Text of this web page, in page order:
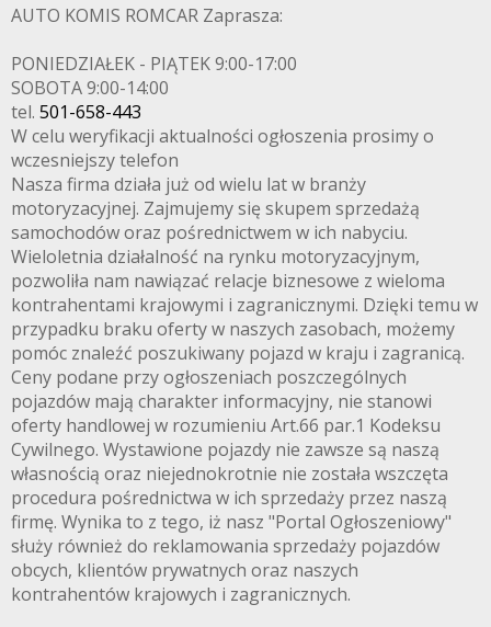
AUTO KOMIS ROMCAR Zaprasza:
PONIEDZIAŁEK - PIĄTEK 9:00-17:00
SOBOTA 9:00-14:00
tel. 501-658-443
W celu weryfikacji aktualności ogłoszenia prosimy o
wczesniejszy telefon
Nasza firma działa już od wielu lat w branży
motoryzacyjnej. Zajmujemy się skupem sprzedażą
samochodów oraz pośrednictwem w ich nabyciu.
Wieloletnia działalność na rynku motoryzacyjnym,
pozwoliła nam nawiązać relacje biznesowe z wieloma
kontrahentami krajowymi i zagranicznymi. Dzięki temu w
przypadku braku oferty w naszych zasobach, możemy
pomóc znaleźć poszukiwany pojazd w kraju i zagranicą.
Ceny podane przy ogłoszeniach poszczególnych
pojazdów mają charakter informacyjny, nie stanowi
oferty handlowej w rozumieniu Art.66 par.1 Kodeksu
Cywilnego. Wystawione pojazdy nie zawsze są naszą
własnością oraz niejednokrotnie nie została wszczęta
procedura pośrednictwa w ich sprzedaży przez naszą
firmę. Wynika to z tego, iż nasz "Portal Ogłoszeniowy"
służy również do reklamowania sprzedaży pojazdów
obcych, klientów prywatnych oraz naszych
kontrahentów krajowych i zagranicznych.